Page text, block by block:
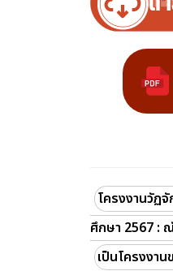
โครงงานวัฏ
ศึกษา 2567 :
เป็นโครงงา